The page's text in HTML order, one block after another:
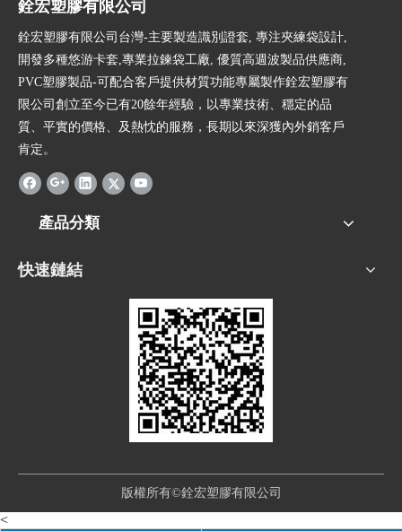
銓宏塑膠有限公司
銓宏塑膠有限公司台灣-主要製造識別證套, 專注夾練袋設計,
開發多種悠游卡套,專業拉鍊袋工廠, 優質高週波製品供應商,
PVC塑膠製品-可配合客戶提供材質功能專屬製作銓宏塑膠有
限公司創立至今已有20餘年經驗，以專業技術、穩定的品
質、平實的價格、及熱忱的服務，長期以來深獲內外銷客戶
肯定。
產品分類
快速鏈結
版權所有©銓宏塑膠有限公司
<